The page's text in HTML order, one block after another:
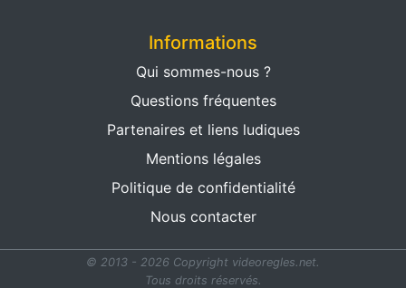
Informations
Qui sommes-nous ?
Questions fréquentes
Partenaires et liens ludiques
Mentions légales
Politique de confidentialité
Nous contacter
© 2013 - 2026 Copyright videoregles.net.
Tous droits réservés.